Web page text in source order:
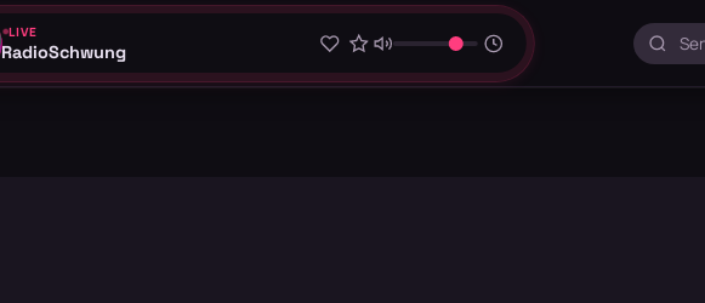
LIVE
RadioSchwung